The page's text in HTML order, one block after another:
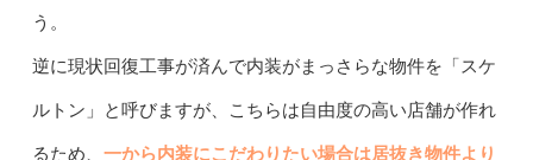
う。
逆に現状回復工事が済んで内装がまっさらな物件を「スケ
ルトン」と呼びますが、こちらは自由度の高い店舗が作れ
るため、 一から内装にこだわりたい場合は居抜き物件より